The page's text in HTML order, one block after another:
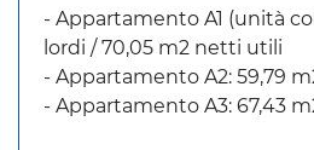
- Appartamento A1 (unità
lordi / 70,05 m2 netti utili
- Appartamento A2: 59,79
- Appartamento A3: 67,43